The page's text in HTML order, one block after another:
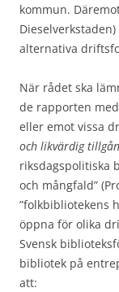
kommun.
alternativa
När rådet ska
de rapporten
eller emot vissa
och likvärdig
riksdagspolitiska
och mångfald”
”folkbibliotekens
öppna för olika
Svensk
bibliotek på
att: